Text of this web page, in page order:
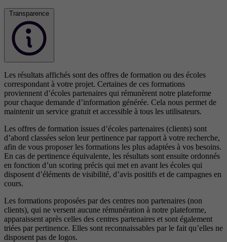
Transparence
Les résultats affichés sont des offres de formation ou des écoles
correspondant à votre projet. Certaines de ces formations
proviennent d’écoles partenaires qui rémunèrent notre plateforme
pour chaque demande d’information générée. Cela nous permet de
maintenir un service gratuit et accessible à tous les utilisateurs.
Les offres de formation issues d’écoles partenaires (clients) sont
d’abord classées selon leur pertinence par rapport à votre recherche,
afin de vous proposer les formations les plus adaptées à vos besoins.
En cas de pertinence équivalente, les résultats sont ensuite ordonnés
en fonction d’un scoring précis qui met en avant les écoles qui
disposent d’éléments de visibilité, d’avis positifs et de campagnes en
cours.
Les formations proposées par des centres non partenaires (non
clients), qui ne versent aucune rémunération à notre plateforme,
apparaissent après celles des centres partenaires et sont également
triées par pertinence. Elles sont reconnaissables par le fait qu’elles ne
disposent pas de logos.